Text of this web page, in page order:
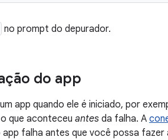
no prompt do depurador.
do app
app quando ele é iniciado, por
que aconteceu antes da falha. A
falha antes que você possa fazer